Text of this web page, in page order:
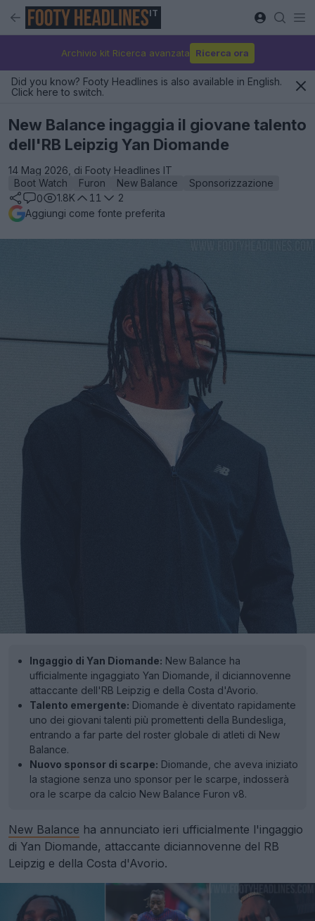
IT
Archivio kit Ricerca avanzata Ricerca ora
Did you know? Footy Headlines is also available in English.
Click here to switch.
New Balance ingaggia il giovane talento
dell'RB Leipzig Yan Diomande
14 Mag 2026, di Footy Headlines IT
Boot Watch
Furon New Balance
Sponsorizzazione
0
1.8K 11
2
Aggiungi come fonte preferita
Ingaggio di Yan Diomande: New Balance ha
ufficialmente ingaggiato Yan Diomande, il diciannovenne
attaccante dell'RB Leipzig e della Costa d'Avorio.
Talento emergente: Diomande è diventato rapidamente
uno dei giovani talenti più promettenti della Bundesliga,
entrando a far parte del roster globale di atleti di New
Balance.
Nuovo sponsor di scarpe: Diomande, che aveva iniziato
la stagione senza uno sponsor per le scarpe, indosserà
ora le scarpe da calcio New Balance Furon v8.
New Balance ha annunciato ieri ufficialmente l'ingaggio
di Yan Diomande, attaccante diciannovenne del RB
Leipzig e della Costa d'Avorio.